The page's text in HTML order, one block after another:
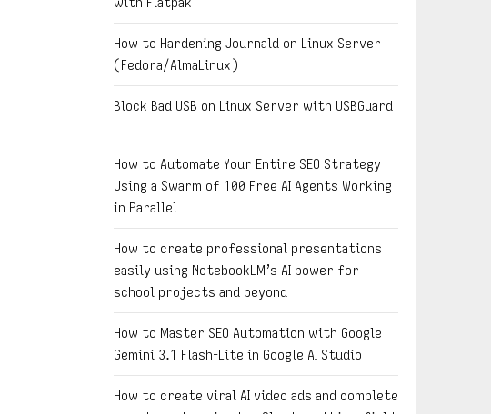
How to Hardening Journald on Linux Server
(Fedora/AlmaLinux)
Block Bad USB on Linux Server with USBGuard
How to Automate Your Entire SEO Strategy
Using a Swarm of 100 Free AI Agents Working
in Parallel
How to create professional presentations
easily using NotebookLM’s AI power for
school projects and beyond
How to Master SEO Automation with Google
Gemini 3.1 Flash-Lite in Google AI Studio
How to create viral AI video ads and complete